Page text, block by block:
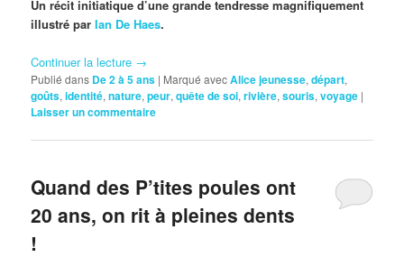
Un récit initiatique d’une grande tendresse magnifiquement
illustré parIan De Haes.
Continuer la lecture →
Publié dans De 2 à 5 ans | Marqué avecAlice jeunesse,départ,
goûts,identité,nature,peur,quête de soi,rivière,souris,voyage |
Laisser un commentaire
Quand des P’tites poules ont
20 ans, on rit à pleines dents
!